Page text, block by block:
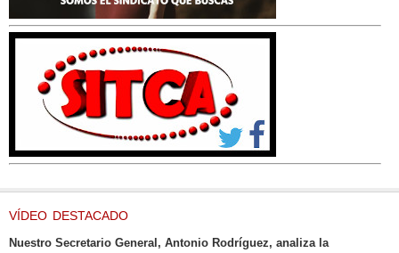
VÍDEO DESTACADO
Nuestro Secretario General, Antonio Rodríguez, analiza la